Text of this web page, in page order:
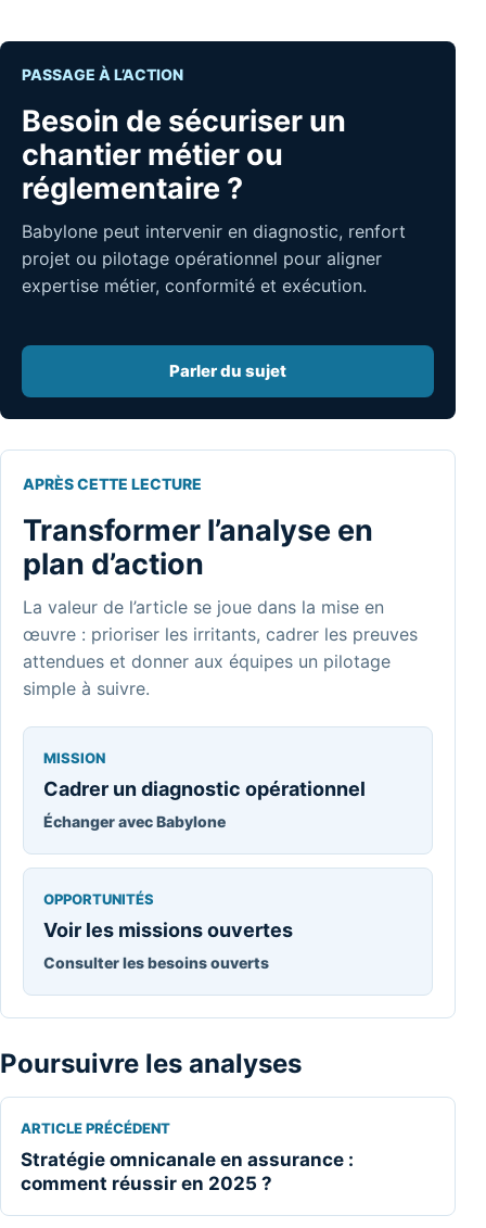
PASSAGE À L’ACTION
Besoin de sécuriser un
chantier métier ou
réglementaire ?
Babylone peut intervenir en diagnostic, renfort
projet ou pilotage opérationnel pour aligner
expertise métier, conformité et exécution.
Parler du sujet
APRÈS CETTE LECTURE
Transformer l’analyse en
plan d’action
La valeur de l’article se joue dans la mise en
œuvre : prioriser les irritants, cadrer les preuves
attendues et donner aux équipes un pilotage
simple à suivre.
MISSION
Cadrer un diagnostic opérationnel
Échanger avec Babylone
OPPORTUNITÉS
Voir les missions ouvertes
Consulter les besoins ouverts
Poursuivre les analyses
ARTICLE PRÉCÉDENT
Stratégie omnicanale en assurance :
comment réussir en 2025 ?